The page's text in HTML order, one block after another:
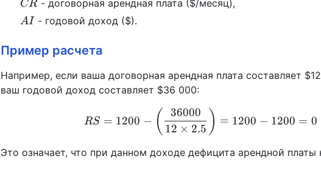
CR
CR- договорная арендная плата ($/месяц),
AI
AI- годовой доход ($).
Пример расчета
Например, если ваша договорная арендная плата составляет
ваш годовой доход составляет $36 000:
RS = 1200 -
RS = 1200 − ( 12 × 2.5
36000 ) = 1200 − 1200 = 0
Это означает, что при данном доходе дефицита арендной платы